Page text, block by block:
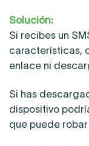
Solución:
Si recibes un
características,
enlace ni
Si has
dispositivo
que puede